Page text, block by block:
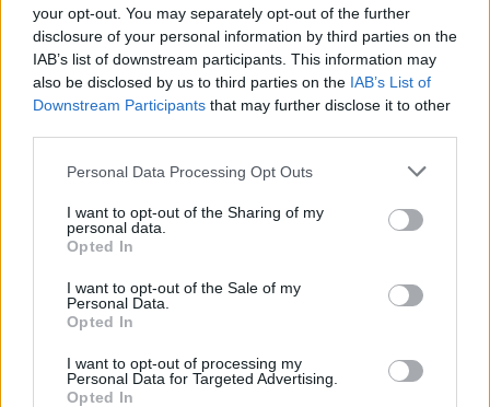
your opt-out. You may separately opt-out of the further
disclosure of your personal information by third parties on the
IAB’s list of downstream participants. This information may
also be disclosed by us to third parties on the IAB’s List of
Downstream Participants that may further disclose it to other
Please note that this website/app uses one or more Google
not limited to your visit or usage behaviour. You may click to
grant or deny consent to Google and its third-party tags to
use your data for below specified purposes in below Google
consent section.
Personal Data Processing Opt Outs
I want to opt-out of the Sharing of my
personal data.
Opted In
I want to opt-out of the Sale of my
Personal Data.
Opted In
I want to opt-out of processing my
Personal Data for Targeted Advertising.
Opted In
Το FIAT 500 Hybrid τώρα
από 18.990 ευρώ
Ατρόμητος και Novibet
το 2028
18η συνεχόμενη χρονιά για τον ΟΤΕ στη διεθνή σειρά
δεικτών FTSE4Good